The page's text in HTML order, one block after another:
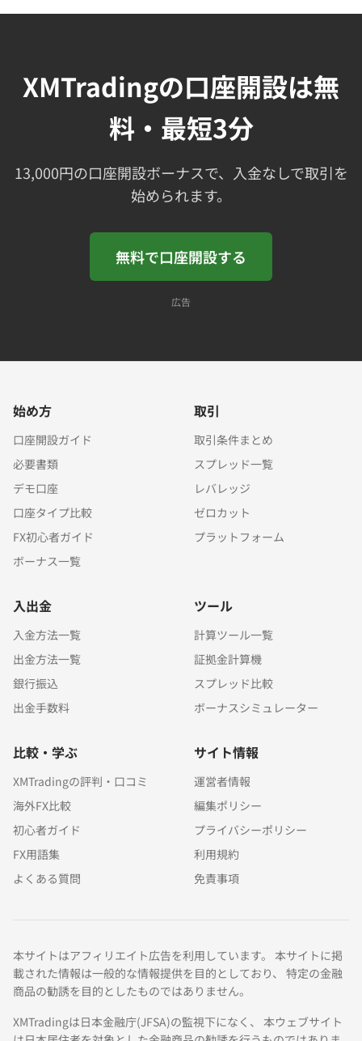
XMTradingの口座開設は無
料・最短3分
13,000円の口座開設ボーナスで、入金なしで取引を
始められます。
無料で口座開設する
広告
始め方
口座開設ガイド
必要書類
デモ口座
口座タイプ比較
FX初心者ガイド
ボーナス一覧
取引
取引条件まとめ
スプレッド一覧
レバレッジ
ゼロカット
プラットフォーム
入出金
入金方法一覧
出金方法一覧
銀行振込
出金手数料
ツール
計算ツール一覧
証拠金計算機
スプレッド比較
ボーナスシミュレーター
比較・学ぶ
XMTradingの評判・口コミ
海外FX比較
初心者ガイド
FX用語集
よくある質問
サイト情報
運営者情報
編集ポリシー
プライバシーポリシー
利用規約
免責事項
本サイトはアフィリエイト広告を利用しています。 本サイトに掲
載された情報は一般的な情報提供を目的としており、 特定の金融
商品の勧誘を目的としたものではありません。
XMTradingは日本金融庁(JFSA)の監視下になく、 本ウェブサイト